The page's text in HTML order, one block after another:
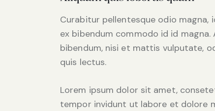
Curabitur pellentesque odio magna,
ex bibendum commodo id id
bibendum, nisi et mattis vulputate,
quis lectus.
Lorem ipsum dolor sit amet,
tempor invidunt ut labore et dolore